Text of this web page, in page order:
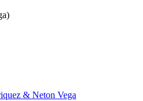
& Neton Vega